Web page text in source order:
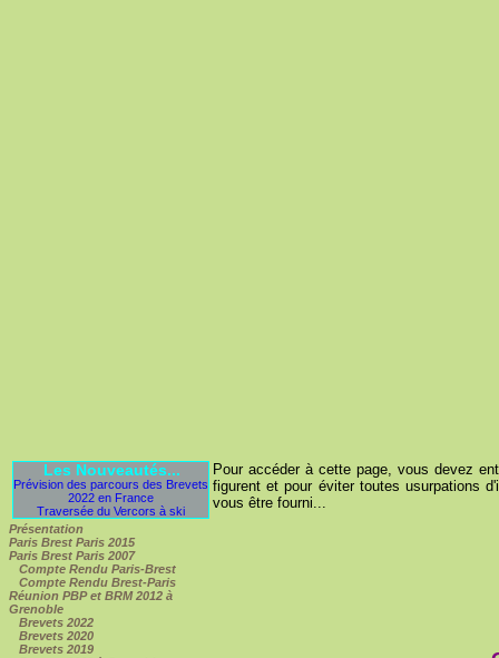
Les Nouveautés...
Prévision des parcours des Brevets
2022 en France
Traversée du Vercors à ski
Présentation
Paris Brest Paris 2015
Paris Brest Paris 2007
Compte Rendu Paris-Brest
Compte Rendu Brest-Paris
Réunion PBP et BRM 2012 à
Grenoble
Brevets 2022
Brevets 2020
Brevets 2019
Pour accéder à cette page, vous devez
figurent et pour éviter toutes usurpations
vous être fourni...